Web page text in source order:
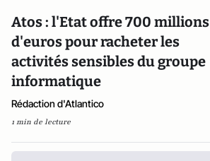
Atos : l'Etat offre 700 millions
d'euros pour racheter les
activités sensibles du groupe
informatique
Rédaction d'Atlantico
1 min de lecture